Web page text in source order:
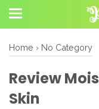
Home › No Category
Review
Skin